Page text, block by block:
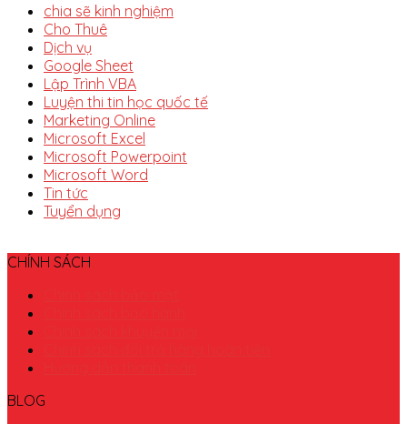
chia sẽ kinh nghiệm
Cho Thuê
Dịch vụ
Google Sheet
Lập Trình VBA
Luyện thi tin học quốc tế
Marketing Online
Microsoft Excel
Microsoft Powerpoint
Microsoft Word
Tin tức
Tuyển dụng
CHÍNH SÁCH
BLOG